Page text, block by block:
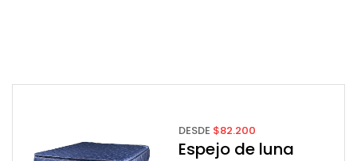
DESDE $82.200
Espejo de luna